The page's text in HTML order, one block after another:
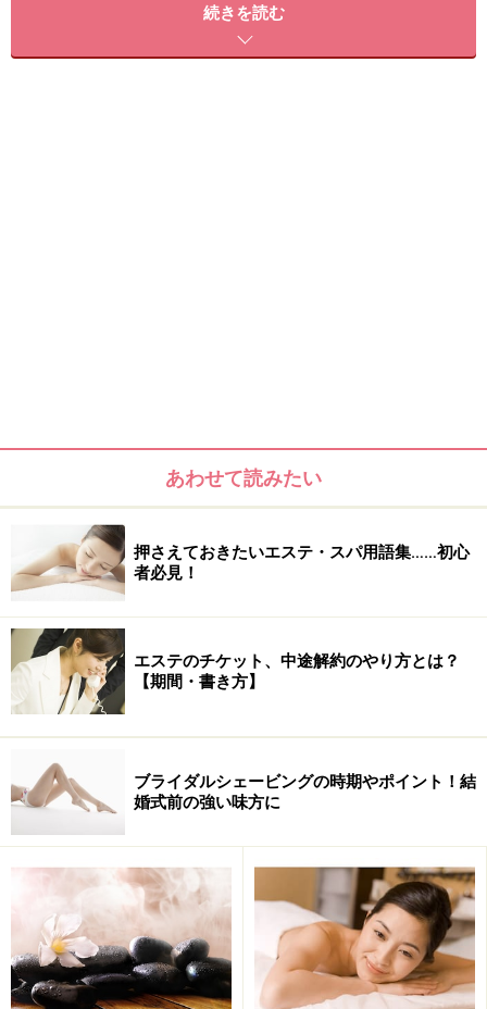
ほんとに暗いんです。眠りそうです。
用意された長袖のＴシャツと短パンに着替えて横になっ
ていると、足浴用の桶を持って五貫さん登場。この中に
ジンジャーやターメリック、ユーカリなどが入ったハー
ブボールから抽出されたエッセンスが入っているせい
か、香りがとてもいい。あぁ～「タイの香り」。
続きを読む
あわせて読みたい
押さえておきたいエステ・スパ用語集……初心
者必見！
エステのチケット、中途解約のやり方とは？
【期間・書き方】
ブライダルシェービングの時期やポイント！結
婚式前の強い味方に